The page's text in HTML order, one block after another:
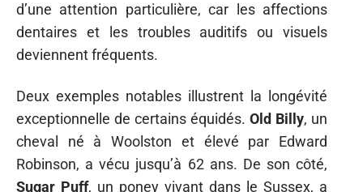
d’une attention particulière, car les affections
dentaires et les troubles auditifs ou visuels
deviennent fréquents.
Deux exemples notables illustrent la longévité
exceptionnelle de certains équidés. Old Billy, un
cheval né à Woolston et élevé par Edward
Robinson, a vécu jusqu’à 62 ans. De son côté,
Sugar Puff, un poney vivant dans le Sussex, a